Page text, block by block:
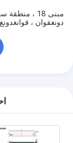
مبنى 18 ،
دونغقوان ،